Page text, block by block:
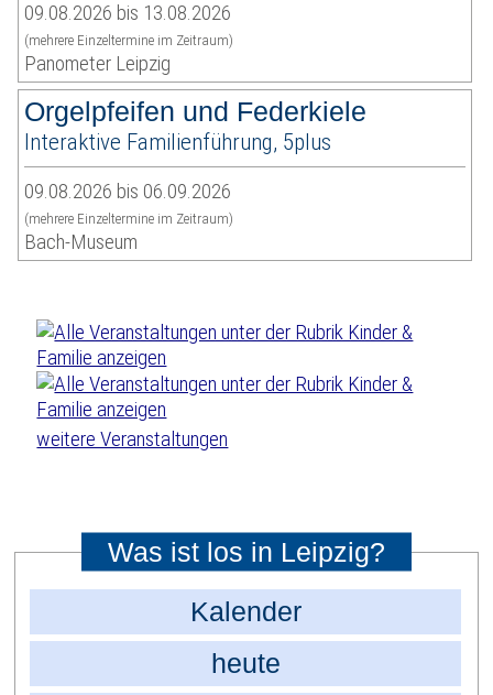
09.08.2026 bis 13.08.2026
(mehrere Einzeltermine im Zeitraum)
Panometer Leipzig
Orgelpfeifen und Federkiele
Interaktive Familienführung, 5plus
09.08.2026 bis 06.09.2026
(mehrere Einzeltermine im Zeitraum)
Bach-Museum
weitere Veranstaltungen
Was ist los in Leipzig?
Kalender
heute